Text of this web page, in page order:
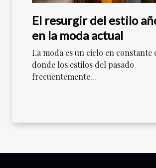
El resurgir del estilo
en la moda actual
La moda es un ciclo en constante
donde los estilos del pasado
frecuentemente...